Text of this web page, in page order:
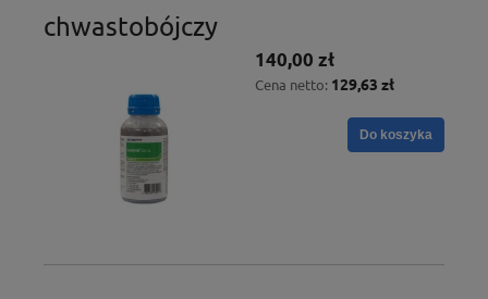
chwastobójczy
140,00 zł
Cena netto: 129,63 zł
Do koszyka